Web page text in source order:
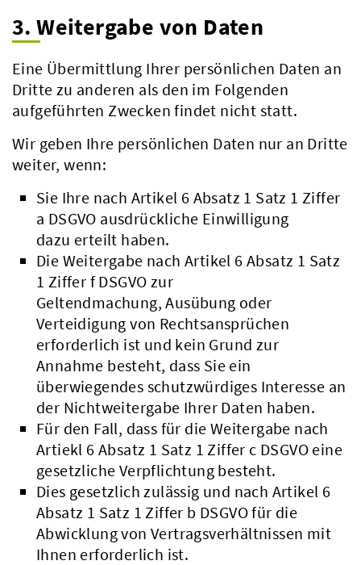
Beteiligungsbericht
Pflichtumtausch
3. Weitergabe von Daten
Eine Übermittlung Ihrer persönlichen Daten an
Dritte zu anderen als den im Folgenden
aufgeführten Zwecken findet nicht statt.
Wir geben Ihre persönlichen Daten nur an Dritte
weiter, wenn:
Sie Ihre nach Artikel 6 Absatz 1 Satz 1 Ziffer
a DSGVO ausdrückliche Einwilligung
dazu erteilt haben.
Die Weitergabe nach Artikel 6 Absatz 1 Satz
1 Ziffer f DSGVO zur
Geltendmachung, Ausübung oder
Verteidigung von Rechtsansprüchen
erforderlich ist und kein Grund zur
Annahme besteht, dass Sie ein
überwiegendes schutzwürdiges Interesse an
der Nichtweitergabe Ihrer Daten haben.
Für den Fall, dass für die Weitergabe nach
Artiekl 6 Absatz 1 Satz 1 Ziffer c DSGVO eine
gesetzliche Verpflichtung besteht.
Dies gesetzlich zulässig und nach Artikel 6
Absatz 1 Satz 1 Ziffer b DSGVO für die
Abwicklung von Vertragsverhältnissen mit
Ihnen erforderlich ist.